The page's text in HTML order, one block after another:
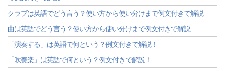
クラブは英語でどう言う？使い方から使い分けまで例文付きで解説
曲は英語でどう言う？使い方から使い分けまで例文付きで解説
「演奏する」は英語で何という？例文付きで解説！
「吹奏楽」は英語で何という？例文付きで解説！